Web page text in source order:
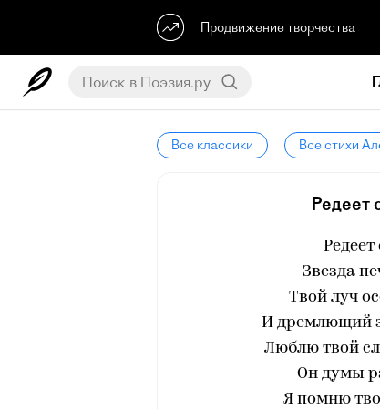
Продвижение творчества
Все классики Все стихи
Редеет
Редеет
Звезда
Твой луч
И дремлющий
Люблю твой
Он думы
Я помню